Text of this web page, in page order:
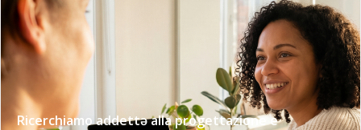
Ricerchiamo addettə alla progettazione e